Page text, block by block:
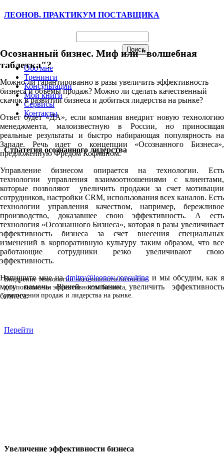
ЛЕОНОВ. ПРАКТИКУМ ПОСТАВЩИКА
Обо мне
Тренинги
Консультации
Мои книги
Сервисы
Контакты
Осознанный бизнес. Миф или "волшебная
таблетка"?
Можно ли гарантированно в разы увеличить эффективность
бизнеса и объемы продаж? Можно ли сделать качественный
скачок в развитии бизнеса и добиться лидерства на рынке?
Ответ будет «ДА», если компания внедрит новую технологию
менеджмента, малоизвестную в России, но приносящая
реальные результаты и быстро набирающая популярность на
Западе. Речь идет о концепции «Осознанного Бизнеса»,
предложенную Фредом Кофманом.
Управление бизнесом опирается на технологии. Есть
технологии управления взаимоотношениями с клиентами,
которые позволяют увеличить продажи за счет мотивации
сотрудников, настройки CRM, использования всех каналов. Есть
технологии управления качеством, например, бережливое
производство, доказавшее свою эффективность. А есть
технология «Осознанного Бизнеса», которая в разы увеличивает
эффективность бизнеса за счет внесения специальных
изменений в корпоративную культуру таким образом, что все
работающие сотрудники резко увеличивают свою
эффективность.
Напишите мне наdmitry@leonov.consulting и мы обсудим, как я
могу помочь Вашей компании увеличить эффективность
бизнеса.
Стратегия осознанного лидерства
Внедрение технологии «осознанного бизнеса»
для повышения эффективности бизнеса,
увеличения продаж и лидерства на рынке.
Перейти
Увеличение эффективности бизнеса